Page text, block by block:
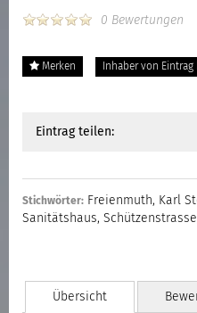
0 Bewertungen
Merken Inhaber von
Eintrag teilen:
Stichwörter: Freienmuth, Karl
Sanitätshaus, Schützenstrasse
Übersicht